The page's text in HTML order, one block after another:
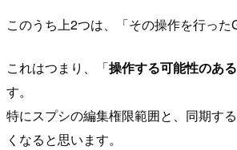
このうち上2つは、「その操作を行っ
これはつまり、「操作する可能性のあ
す。
特にスプシの編集権限範囲と、同期す
くなると思います。